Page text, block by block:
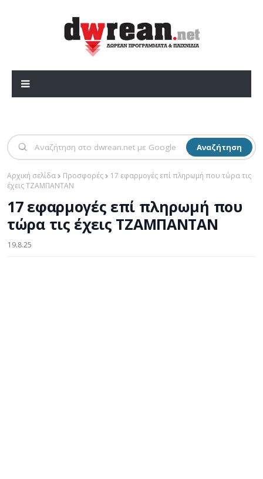
Αναζήτηση
Αρχική σελίδα Προσφορές
17 εφαρμογές επί πληρωμή που τώρα τις
έχεις ΤΖΑΜΠΑΝΤΑΝ
17 εφαρμογές επί πληρωμή που
τώρα τις έχεις ΤΖΑΜΠΑΝΤΑΝ
19.8.25